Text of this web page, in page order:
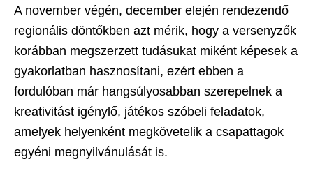
A november végén, december elején rendezendő
regionális döntőkben azt mérik, hogy a versenyzők
korábban megszerzett tudásukat miként képesek a
gyakorlatban hasznosítani, ezért ebben a
fordulóban már hangsúlyosabban szerepelnek a
kreativitást igénylő, játékos szóbeli feladatok,
amelyek helyenként megkövetelik a csapattagok
egyéni megnyilvánulását is.